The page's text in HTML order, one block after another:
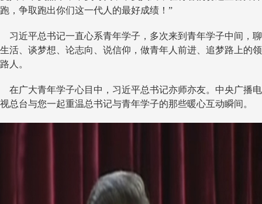
跑，争取跑出你们这一代人的最好成绩！”
习近平总书记一直心系青年学子，多次来到青年学子中间，聊
生活、谈梦想、论志向、说信仰，做青年人前进、追梦路上的领
路人。
在广大青年学子心目中，习近平总书记亦师亦友。中央广播电
视总台与您一起重温总书记与青年学子的那些暖心互动瞬间。